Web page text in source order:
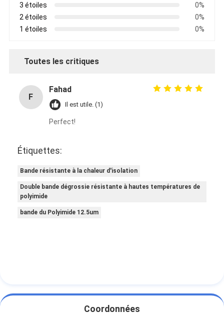
3 étoiles
0%
2 étoiles
0%
1 étoiles
0%
Toutes les critiques
F
Fahad
Il est utile. (1)
Perfect!
Étiquettes:
Bande résistante à la chaleur d'isolation
Double bande dégrossie résistante à hautes températures de
polyimide
bande du Polyimide 12.5um
Coordonnées